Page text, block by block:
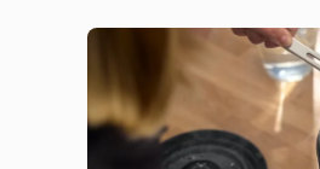
Diety i trendy kulinarne